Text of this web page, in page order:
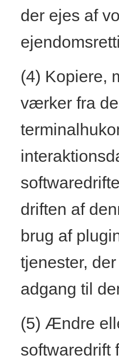
der ejes af
(4) Kopiere,
værker fra
driften af
brug af
tjenester,
adgang til
(5) Ændre
softwaredrift